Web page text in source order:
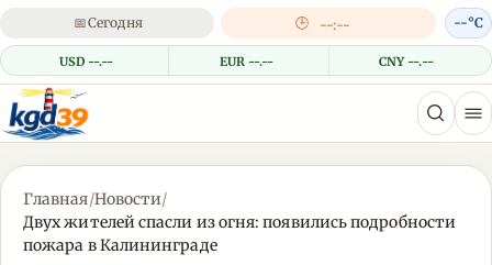
📅Сегодня 🕒 --:--
USD --.-- EUR --.-- CNY --.--
--°C
Главная/Новости/
Двух жителей спасли из огня: появились подробности
пожара в Калининграде